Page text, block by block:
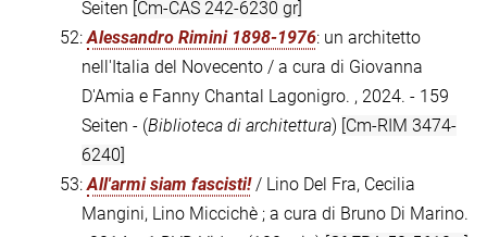
Seiten [Cm-CAS 242-6230 gr]
52:Alessandro Rimini 1898-1976: un architetto
nell'Italia del Novecento / a cura di Giovanna
D'Amia e Fanny Chantal Lagonigro. , 2024. - 159
Seiten - (Biblioteca di architettura) [Cm-RIM 3474-
6240]
53:All'armi siam fascisti!/ Lino Del Fra, Cecilia
Mangini, Lino Miccichè ; a cura di Bruno Di Marino.